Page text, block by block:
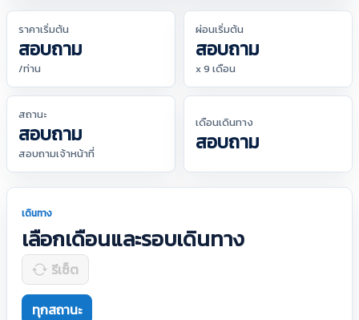
ราคาเริ่มต้น
สอบถาม
/ท่าน
ผ่อนเริ่มต้น
สอบถาม
x 9 เดือน
สถานะ
สอบถาม
สอบถามเจ้าหน้าที่
เดือนเดินทาง
สอบถาม
เดินทาง
เลือกเดือนและรอบเดินทาง
รีเซ็ต
ทุกสถานะ